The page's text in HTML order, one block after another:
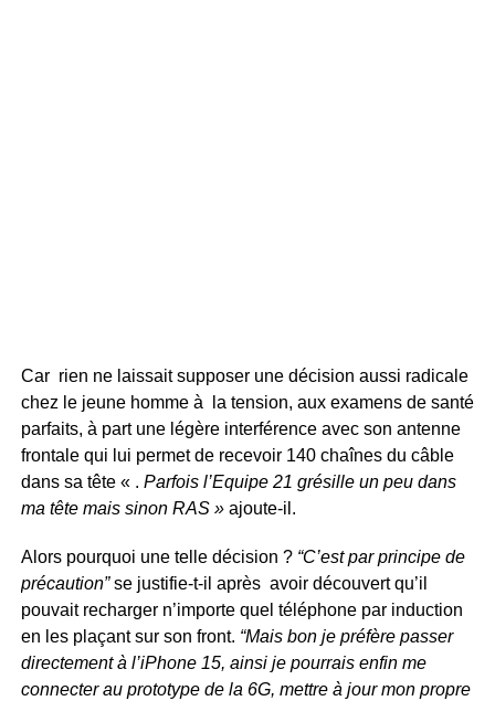
Car rien ne laissait supposer une décision aussi radicale
chez le jeune homme à la tension, aux examens de santé
parfaits, à part une légère interférence avec son antenne
frontale qui lui permet de recevoir 140 chaînes du câble
dans sa tête « . Parfois l’Equipe 21 grésille un peu dans
ma tête mais sinon RAS » ajoute-il.
Alors pourquoi une telle décision ? “C’est par principe de
précaution”se justifie-t-il après avoir découvert qu’il
pouvait recharger n’importe quel téléphone par induction
en les plaçant sur son front. “Mais bon je préfère passer
directement à l’iPhone 15, ainsi je pourrais enfin me
connecter au prototype de la 6G, mettre à jour mon propre